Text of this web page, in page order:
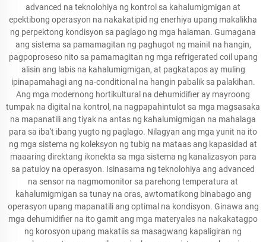
advanced na teknolohiya ng kontrol sa kahalumigmigan at
epektibong operasyon na nakakatipid ng enerhiya upang makalikha
ng perpektong kondisyon sa paglago ng mga halaman. Gumagana
ang sistema sa pamamagitan ng paghugot ng mainit na hangin,
pagpoproseso nito sa pamamagitan ng mga refrigerated coil upang
alisin ang labis na kahalumigmigan, at pagkatapos ay muling
ipinapamahagi ang na-conditional na hangin pabalik sa palakihan.
Ang mga modernong hortikultural na dehumidifier ay mayroong
tumpak na digital na kontrol, na nagpapahintulot sa mga magsasaka
na mapanatili ang tiyak na antas ng kahalumigmigan na mahalaga
para sa iba't ibang yugto ng paglago. Nilagyan ang mga yunit na ito
ng mga sistema ng koleksyon ng tubig na mataas ang kapasidad at
maaaring direktang ikonekta sa mga sistema ng kanalizasyon para
sa patuloy na operasyon. Isinasama ng teknolohiya ang advanced
na sensor na nagmomonitor sa parehong temperatura at
kahalumigmigan sa tunay na oras, awtomatikong binabago ang
operasyon upang mapanatili ang optimal na kondisyon. Ginawa ang
mga dehumidifier na ito gamit ang mga materyales na nakakatagpo
ng korosyon upang makatiis sa masagwang kapaligiran ng